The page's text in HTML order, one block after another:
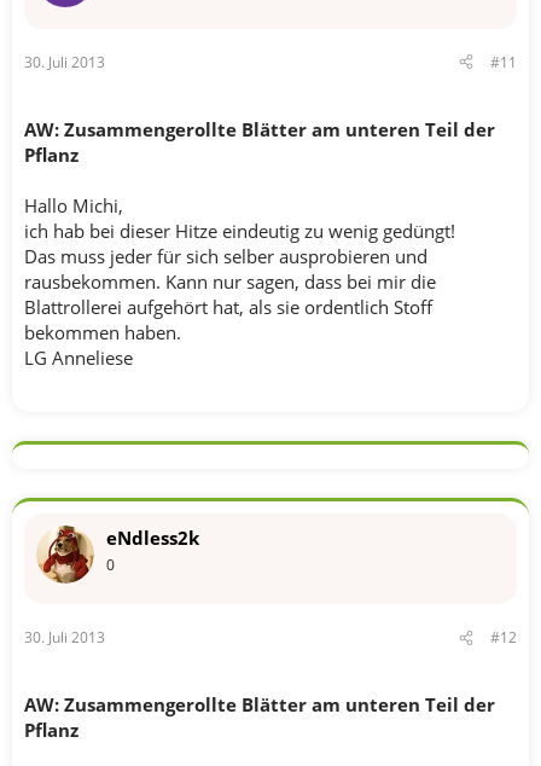
30. Juli 2013 #11
AW: Zusammengerollte Blätter am unteren Teil der
Pflanz
Hallo Michi,
ich hab bei dieser Hitze eindeutig zu wenig gedüngt!
Das muss jeder für sich selber ausprobieren und
rausbekommen. Kann nur sagen, dass bei mir die
Blattrollerei aufgehört hat, als sie ordentlich Stoff
bekommen haben.
LG Anneliese
eNdless2k
0
30. Juli 2013 #12
AW: Zusammengerollte Blätter am unteren Teil der
Pflanz